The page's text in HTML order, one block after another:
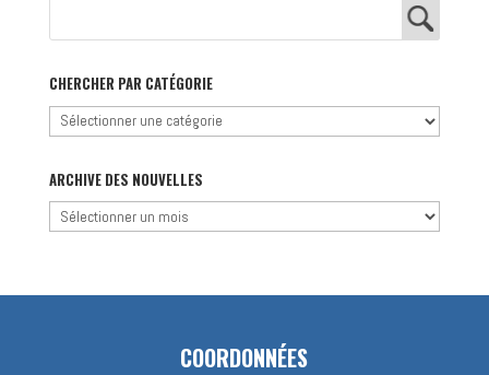
CHERCHER PAR CATÉGORIE
Chercher
catégorie
ARCHIVE DES NOUVELLES
Archive
COORDONNÉES